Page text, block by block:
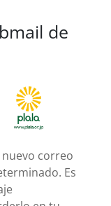
de
correo
Es